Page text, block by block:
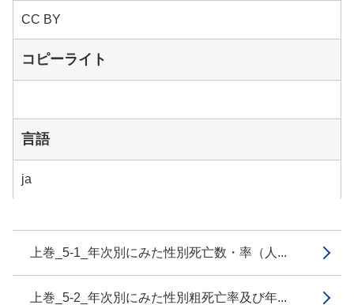
上巻_5-1_年次別にみた性別死亡数・率（人...
上巻_5-2_年次別にみた性別粗死亡率及び年...
CC BY
コピーライト
言語
ja